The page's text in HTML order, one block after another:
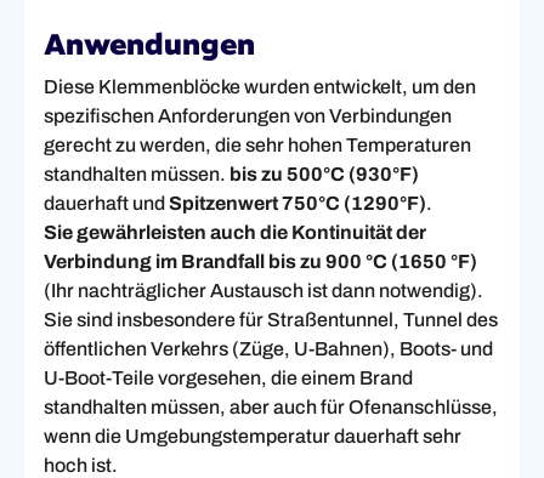
Anwendungen
Diese Klemmenblöcke wurden entwickelt, um den
spezifischen Anforderungen von Verbindungen
gerecht zu werden, die sehr hohen Temperaturen
standhalten müssen. bis zu 500°C (930°F)
dauerhaft und Spitzenwert 750°C (1290°F).
Sie gewährleisten auch die Kontinuität der
Verbindung im Brandfall bis zu 900 °C (1650 °F)
(Ihr nachträglicher Austausch ist dann notwendig).
Sie sind insbesondere für Straßentunnel, Tunnel des
öffentlichen Verkehrs (Züge, U-Bahnen), Boots- und
U-Boot-Teile vorgesehen, die einem Brand
standhalten müssen, aber auch für Ofenanschlüsse,
wenn die Umgebungstemperatur dauerhaft sehr
hoch ist.